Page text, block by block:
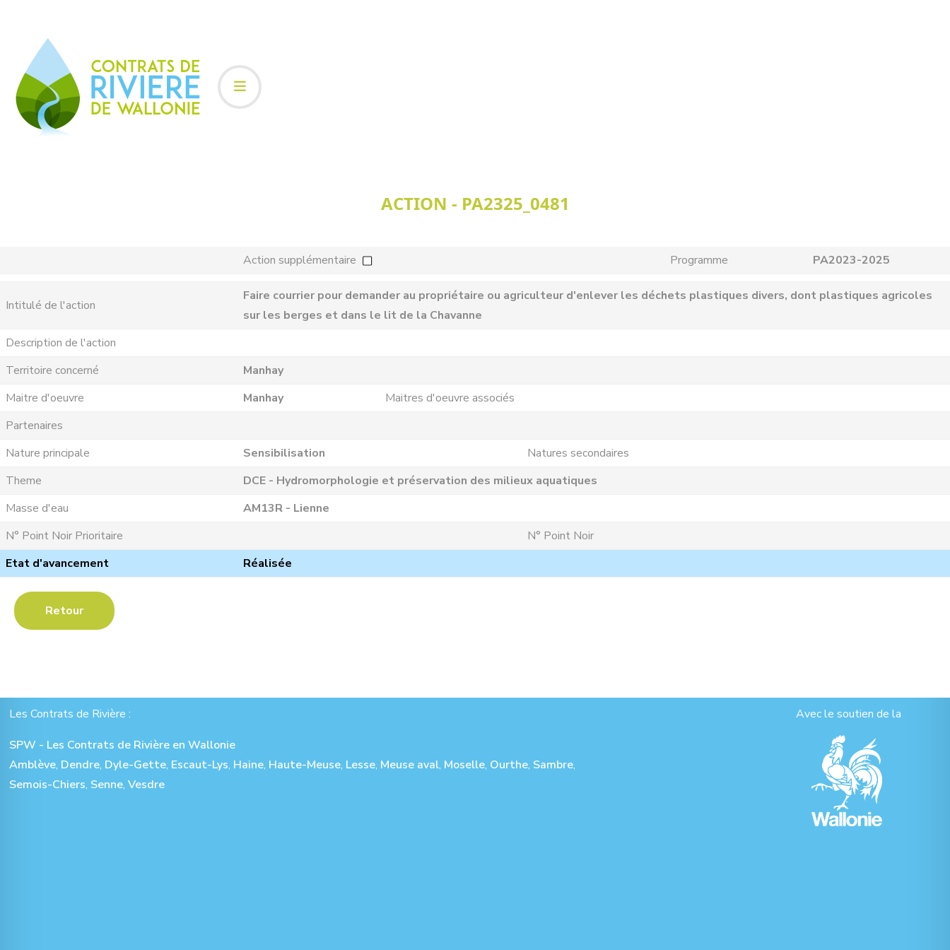
ACTION - PA2325_0481
Action supplémentaire Programme PA2023-2025
Intitulé de l'action
Faire courrier pour demander au propriétaire ou agriculteur d'enlever les déchets plastiques divers, dont plastiques agricoles
sur les berges et dans le lit de la Chavanne
Description de l'action
Territoire concerné
Manhay
Maitre d'oeuvre
Manhay
Maitres d'oeuvre associés
Partenaires
Nature principale
Sensibilisation
Natures secondaires
Theme
DCE - Hydromorphologie et préservation des milieux aquatiques
Masse d'eau
AM13R - Lienne
N° Point Noir Prioritaire
N° Point Noir
Etat d'avancement
Réalisée
Retour
Les Contrats de Rivière :
SPW - Les Contrats de Rivière en Wallonie
Amblève, Dendre, Dyle-Gette, Escaut-Lys, Haine, Haute-Meuse, Lesse, Meuse aval, Moselle, Ourthe, Sambre,
Semois-Chiers, Senne, Vesdre
Avec le soutien de la